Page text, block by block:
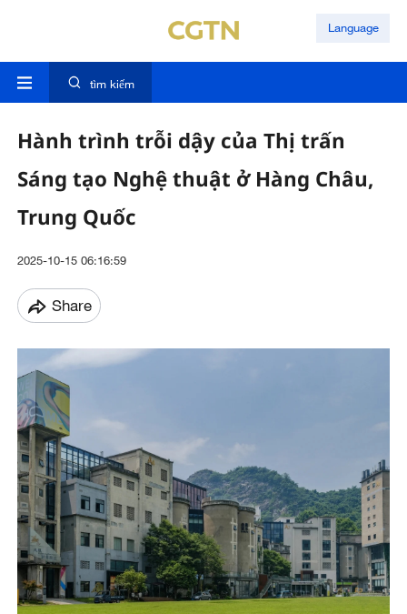
Language
tìm kiếm
Hành trình trỗi dậy của Thị trấn
Sáng tạo Nghệ thuật ở Hàng Châu,
Trung Quốc
2025-10-15 06:16:59
Share